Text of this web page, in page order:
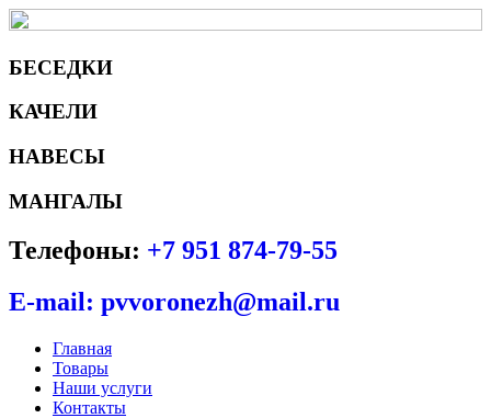
БЕСЕДКИ
КАЧЕЛИ
НАВЕСЫ
МАНГАЛЫ
Телефоны: +7 951 874-79-55
E-mail: pvvoronezh@mail.ru
Главная
Товары
Наши услуги
Контакты